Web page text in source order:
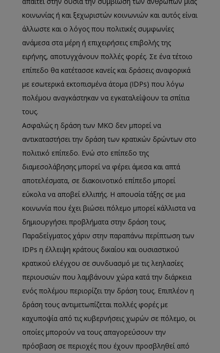
κοινωνίας ή και ξεχωριστών κοινωνιών και αυτός είναι
άλλωστε και ο λόγος που πολιτικές συμφωνίες
ανάμεσα στα μέρη ή επιχειρήσεις επιβολής της
ειρήνης, αποτυγχάνουν πολλές φορές. Σε ένα τέτοιο
επίπεδο θα κατέτασσε κανείς και δράσεις αναφορικά
με εσωτερικά εκτοπισμένα άτομα (IDPs) που λόγω
πολέμου αναγκάστηκαν να εγκαταλείψουν τα σπίτια
τους.
Ασφαλώς η δράση των ΜΚΟ δεν μπορεί να
αντικαταστήσει την δράση των κρατικών δρώντων στο
πολιτικό επίπεδο. Ενώ στο επίπεδο της
διαμεσολάβησης μπορεί να φέρει άμεσα και απτά
αποτελέσματα, σε διακοινοτικό επίπεδο μπορεί
εύκολα να αποβεί ελλιπής. Η απουσία τάξης σε μια
κοινωνία που έχει βιώσει πόλεμο μπορεί κάλλιστα να
δημιουργήσει προβλήματα στην δράση τους.
Παραδείγματος χάριν στην παραπάνω περίπτωση των
IDPs η έλλειψη κράτους δικαίου και ουσιαστικού
κρατικού ελέγχου σε συνδυασμό με τις λεηλασίες
περιουσιών που λαμβάνουν χώρα κατά την διάρκεια
ενός πολέμου περιορίζει την δράση τους. Επιπλέον η
δράση τους αντιμετωπίζεται πολλές φορές με
καχυποψία από τις κυβερνήσεις χωρών σε πόλεμο, οι
οποίες μπορούν να τους απαγορεύσουν την
πρόσβαση σε περιοχές που έχουν προσβληθεί από